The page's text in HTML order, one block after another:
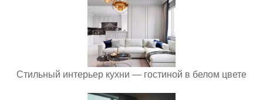
Стильный интерьер кухни — гостиной в белом цвете